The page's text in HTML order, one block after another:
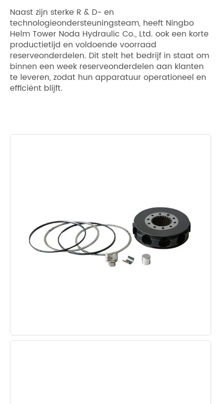
Naast zijn sterke R & D- en
technologieondersteuningsteam, heeft Ningbo
Helm Tower Noda Hydraulic Co., Ltd. ook een korte
productietijd en voldoende voorraad
reserveonderdelen. Dit stelt het bedrijf in staat om
binnen een week reserveonderdelen aan klanten
te leveren, zodat hun apparatuur operationeel en
efficiënt blijft.